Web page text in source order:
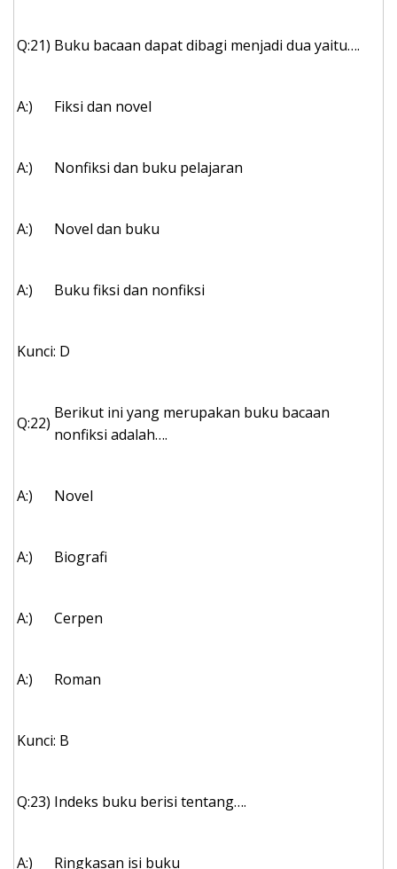
Q:21) Buku bacaan dapat dibagi menjadi dua yaitu….
A:) Fiksi dan novel
A:) Nonfiksi dan buku pelajaran
A:) Novel dan buku
A:) Buku fiksi dan nonfiksi
Kunci: D
Q:22)
Berikut ini yang merupakan buku bacaan
nonfiksi adalah….
A:) Novel
A:) Biografi
A:) Cerpen
A:) Roman
Kunci: B
Q:23) Indeks buku berisi tentang….
A:) Ringkasan isi buku